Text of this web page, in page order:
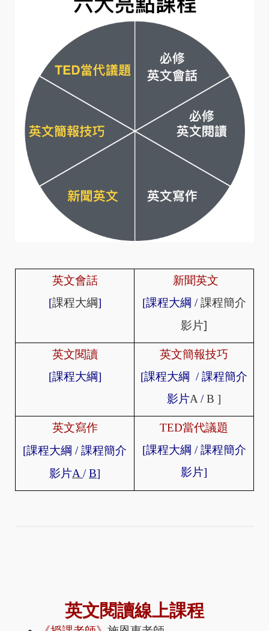
英文會話
[課程大綱]
新聞英文
[課程大綱 /課程簡介
影片]
英文閱讀
[課程大綱]
英文簡報技巧
[課程大綱 /課程簡介
影片A /B ]
英文寫作
[課程大綱 /課程簡介
影片A /B]
TED當代議題
[課程大綱 /課程簡介
影片]
英文閱讀線上課程